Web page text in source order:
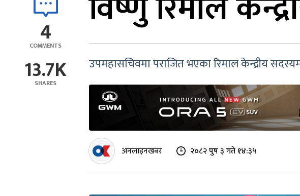
4
COMMENTS
13.7K
SHARES
उपमहासचिवमा पराजित भएका रिमाल केन्द्रीय
अनलाइनखबर २०८२ पुष ३ गते १४:३५